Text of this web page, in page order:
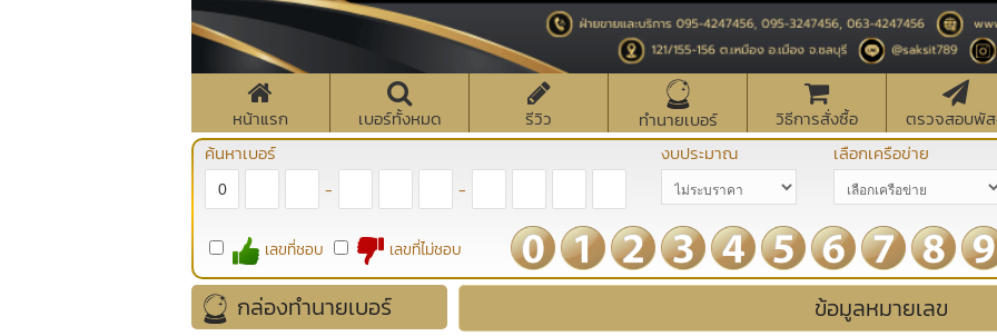
หน้าแรก เบอร์ทั้งหมด รีวิว ทำนายเบอร์ วิธีการสั่งซื้อ
ตรวจสอบพั
ค้นหาเบอร์
- -
งบประมาณ เลือกเครือข่าย
เลขที่ชอบ เลขที่ไม่ชอบ
กล่องทำนายเบอร์ ข้อมูลหมายเลข